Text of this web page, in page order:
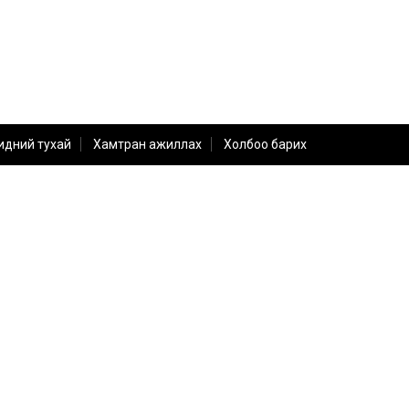
тухай Хамтран ажиллах Холбоо барих